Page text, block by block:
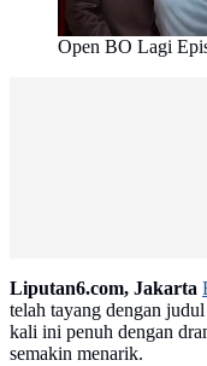
Open BO Lagi
Liputan6.com, Jakarta
telah tayang dengan
kali ini penuh dengan
semakin menarik.